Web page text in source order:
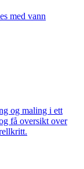
med vann
og maling i ett
få oversikt over